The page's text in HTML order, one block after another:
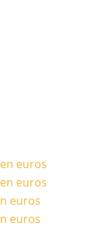
euros
euros
euros
euros